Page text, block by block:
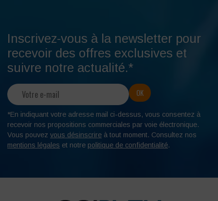
Inscrivez-vous à la newsletter pour
recevoir des offres exclusives et
suivre notre actualité.*
*En indiquant votre adresse mail ci-dessus, vous consentez à
recevoir nos propositions commerciales par voie électronique.
Vous pouvez vous désinscrire à tout moment. Consultez nos
mentions légales et notre politique de confidentialité.